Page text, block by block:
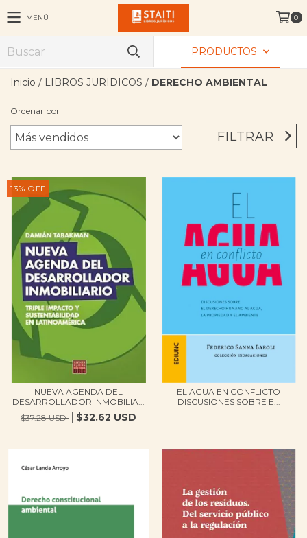
MENÚ 0
PRODUCTOS
Inicio / LIBROS JURIDICOS / DERECHO AMBIENTAL
Ordenar por
FILTRAR
13% OFF
NUEVA AGENDA DEL
DESARROLLADOR INMOBILIA...
$37.28 USD
$32.62 USD
EL AGUA EN CONFLICTO
DISCUSIONES SOBRE E...